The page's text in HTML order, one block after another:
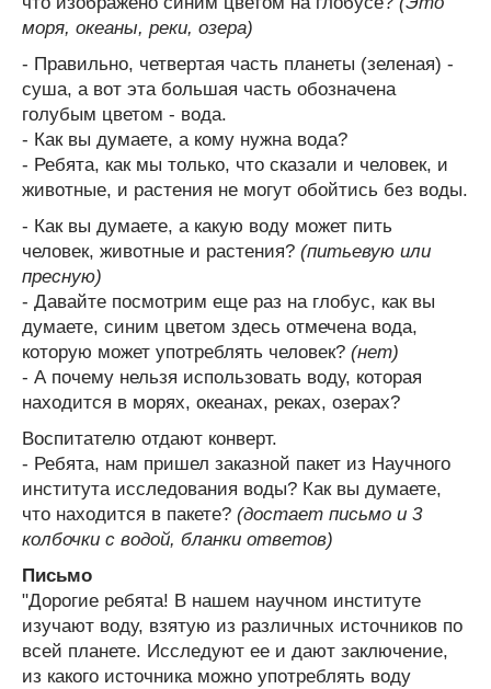
моря, океаны, реки, озера)
- Правильно, четвертая часть планеты (зеленая) -
суша, а вот эта большая часть обозначена
голубым цветом - вода.
- Как вы думаете, а кому нужна вода?
- Ребята, как мы только, что сказали и человек, и
животные, и растения не могут обойтись без воды.
- Как вы думаете, а какую воду может пить
человек, животные и растения? (питьевую или
пресную)
- Давайте посмотрим еще раз на глобус, как вы
думаете, синим цветом здесь отмечена вода,
которую может употреблять человек? (нет)
- А почему нельзя использовать воду, которая
находится в морях, океанах, реках, озерах?
Воспитателю отдают конверт.
- Ребята, нам пришел заказной пакет из Научного
института исследования воды? Как вы думаете,
что находится в пакете? (достает письмо и 3
колбочки с водой, бланки ответов)
Письмо
"Дорогие ребята! В нашем научном институте
изучают воду, взятую из различных источников по
всей планете. Исследуют ее и дают заключение,
из какого источника можно употреблять воду